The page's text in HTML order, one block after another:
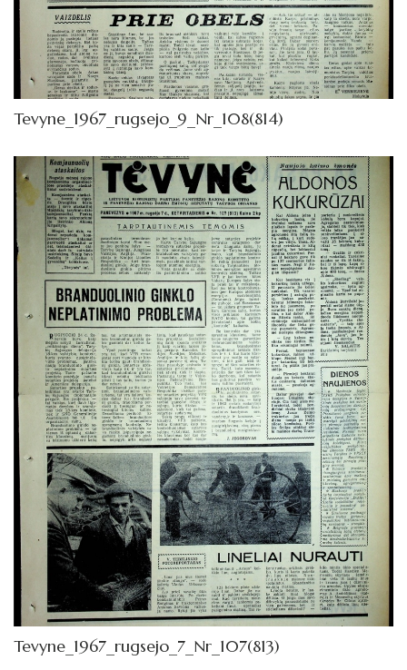
Tevyne_1967_rugsejo_9_Nr_108(814)
Tevyne_1967_rugsejo_7_Nr_107(813)